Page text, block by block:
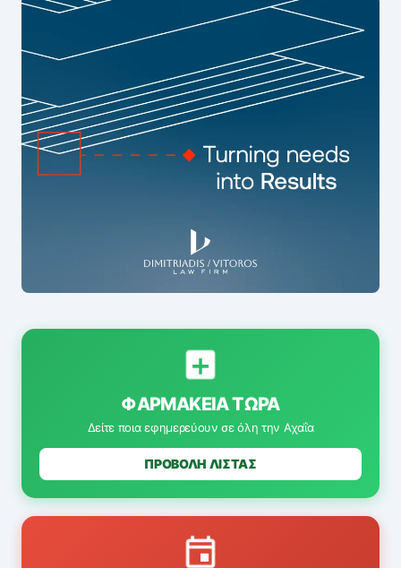
ΦΑΡΜΑΚΕΊΑ ΤΏΡΑ
Δείτε ποια εφημερεύουν σε όλη την Αχαΐα
ΠΡΟΒΟΛΗ ΛΙΣΤΑΣ